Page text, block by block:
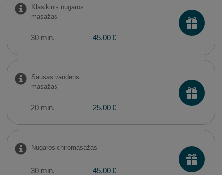
Klasikinis nugaros
masažas
30 min. 45.00 €
Sausas vandens
masažas
20 min. 25.00 €
Nugaros chiromasažas
30 min. 45.00 €